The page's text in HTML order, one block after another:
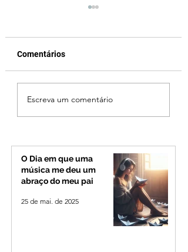
Fechamento da Ponte
rotina de turistas e
Minas e Goiás
Comentários
Escreva um comentário
O Dia em que uma
música me deu um
abraço do meu pai
25 de mai. de 2025